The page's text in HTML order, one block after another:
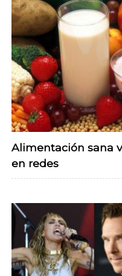
Alimentación sana
en redes